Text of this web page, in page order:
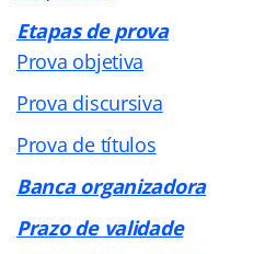
Etapas de prova
Prova objetiva
Prova discursiva
Prova de títulos
Banca organizadora
Prazo de validade